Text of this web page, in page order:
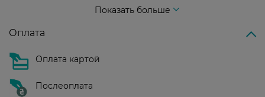
Показать больше
Оплата
Оплата картой
Послеоплата